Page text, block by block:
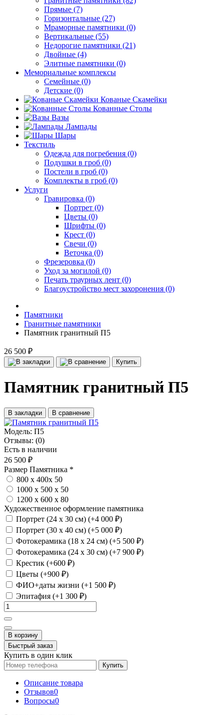
Прямые (7)
Горизонтальные (27)
Мраморные памятники (0)
Вертикальные (55)
Недорогие памятники (21)
Двойные (4)
Элитные памятники (0)
Мемориальные комплексы
Семейные (0)
Детские (0)
Кованые Скамейки
Кованные Столы
Вазы
Лампады
Шары
Текстиль
Одежда для погребения (0)
Подушки в гроб (0)
Постели в гроб (0)
Комплекты в гроб (0)
Услуги
Гравировка (0)
Портрет (0)
Цветы (0)
Шрифты (0)
Крест (0)
Свечи (0)
Веточка (0)
Фрезеровка (0)
Уход за могилой (0)
Печать траурных лент (0)
Благоустройство мест захоронения (0)
Памятники
Гранитные памятники
Памятник гранитный П5
26 500 ₽
Купить
Памятник гранитный П5
В закладки В сравнение
Модель: П5
Отзывы: (0)
Есть в наличии
26 500 ₽
Размер Памятника *
800 х 400х 50
1000 х 500 х 50
1200 х 600 х 80
Художественное оформление памятника
Портрет (24 х 30 см) (+4 000 ₽)
Портрет (30 х 40 см) (+5 000 ₽)
Фотокерамика (18 х 24 см) (+5 500 ₽)
Фотокерамика (24 х 30 см) (+7 900 ₽)
Крестик (+600 ₽)
Цветы (+900 ₽)
ФИО+даты жизни (+1 500 ₽)
Эпитафия (+1 300 ₽)
В корзину
Быстрый заказ
Купить в один клик
Купить
Описание товара
Отзывов0
Вопросы0